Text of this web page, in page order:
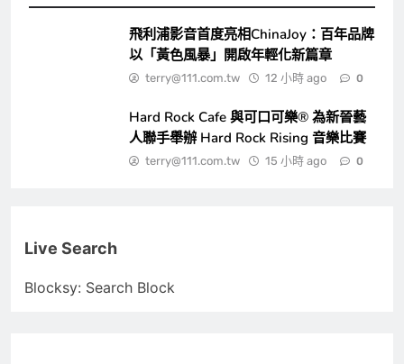
飛利浦影音首度亮相ChinaJoy：百年品牌
以「黃色風暴」開啟年輕化新篇章
terry@111.com.tw 12 小時 ago 0
Hard Rock Cafe 與可口可樂® 為新晉藝
人聯手舉辦 Hard Rock Rising 音樂比賽
terry@111.com.tw 15 小時 ago 0
Live Search
Blocksy: Search Block